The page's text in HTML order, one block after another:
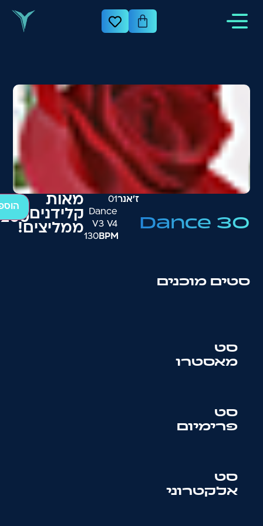
Dance 30
ז׳אנר01
Dance
V3 V4
BPM
130
מאות
קלידנים
ממליצים!
200
סטים מוכנים
סט
מאסטרו
סט
פרימיום
סט
אלקטרוני